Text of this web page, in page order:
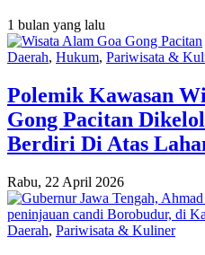
1 bulan yang lalu
Daerah, Hukum, Pariwisata &
Polemik Kawasan
Gong Pacitan
Berdiri Di Atas
Rabu, 22 April 2026
Daerah, Pariwisata & Kuliner